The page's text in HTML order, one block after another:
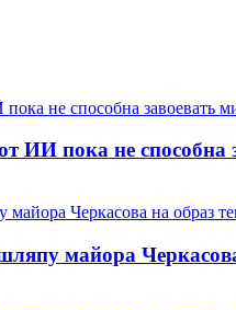
ИИ пока не способна
майора